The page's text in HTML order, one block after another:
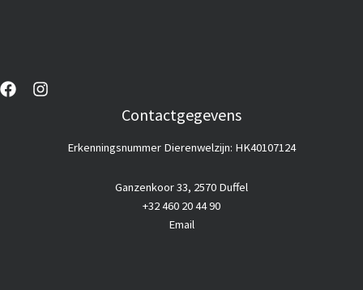
Contactgegevens
Erkenningsnummer Dierenwelzijn: HK40107124
Ganzenkoor 33, 2570 Duffel
+32 460 20 44 90
Email